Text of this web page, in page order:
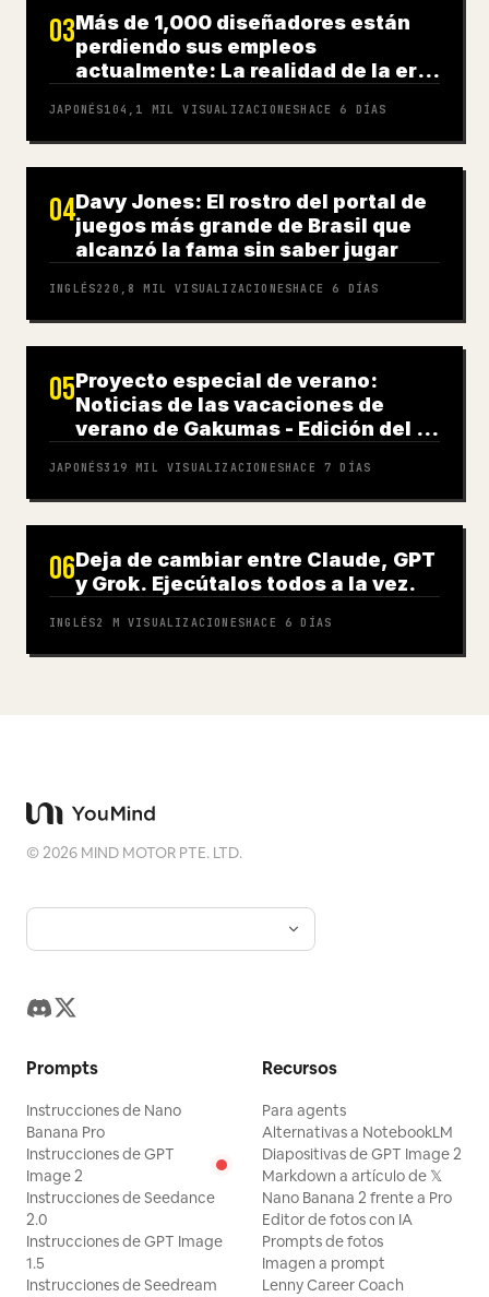
03Más de 1,000 diseñadores están
perdiendo sus empleos
actualmente: La realidad de la era
JAPONÉS104,1 MIL VISUALIZACIONESHACE 6 DÍAS
04Davy Jones: El rostro del portal de
juegos más grande de Brasil que
alcanzó la fama sin saber jugar
INGLÉS220,8 MIL VISUALIZACIONESHACE 6 DÍAS
05Proyecto especial de verano:
Noticias de las vacaciones de
verano de Gakumas - Edición del 31
JAPONÉS319 MIL VISUALIZACIONESHACE 7 DÍAS
06Deja de cambiar entre Claude, GPT
y Grok. Ejecútalos todos a la vez.
INGLÉS2 M VISUALIZACIONESHACE 6 DÍAS
©2026 MIND MOTOR PTE. LTD.
Prompts
Instrucciones de Nano
Banana Pro
Instrucciones de GPT
Image 2
Instrucciones de Seedance
2.0
Instrucciones de GPT Image
1.5
Instrucciones de Seedream
Recursos
Para agents
Alternativas a NotebookLM
Diapositivas de GPT Image 2
Markdown a artículo de 𝕏
Nano Banana 2 frente a Pro
Editor de fotos con IA
Prompts de fotos
Imagen a prompt
Lenny Career Coach